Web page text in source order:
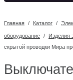
Главная / Каталог /
оборудование / Изделия
скрытой проводки Мира